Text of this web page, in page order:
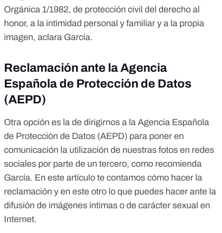
Orgánica 1/1982, de protección civil del derecho al
honor, a la intimidad personal y familiar y a la propia
imagen, aclara García.
Reclamación ante la Agencia
Española de Protección de Datos
(AEPD)
Otra opción es la de dirigirnos a la Agencia Española
de Protección de Datos (AEPD) para poner en
comunicación la utilización de nuestras fotos en redes
sociales por parte de un tercero, como recomienda
García. En este artículo te contamos cómo hacer la
reclamación y en este otro lo que puedes hacer ante la
difusión de imágenes íntimas o de carácter sexual en
Internet.